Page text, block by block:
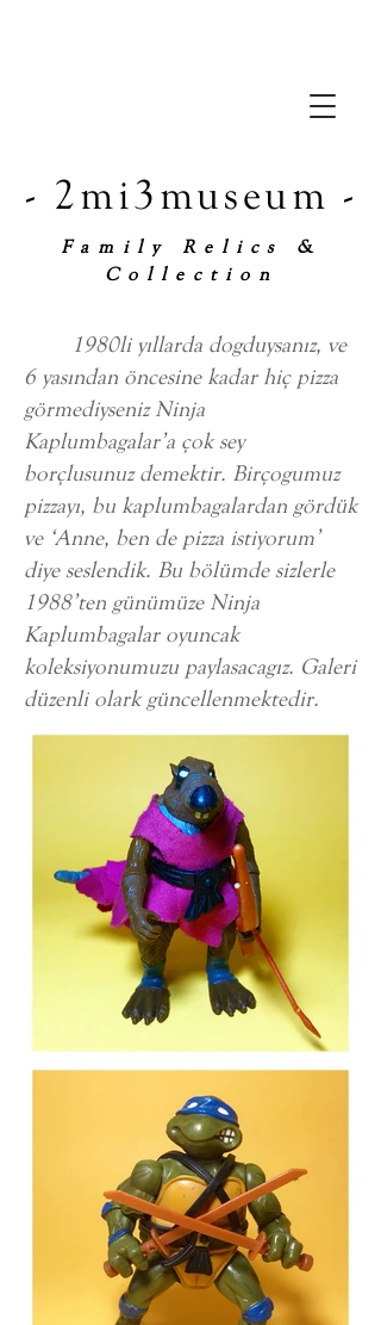
- 2mi3museum -
Family Relics &
Collection
1980li yıllarda dogduysanız, ve
6 yasından öncesine kadar hiç pizza
görmediyseniz Ninja
Kaplumbagalar’a çok sey
borçlusunuz demektir. Birçogumuz
pizzayı, bu kaplumbagalardan gördük
ve ‘Anne, ben de pizza istiyorum’
diye seslendik. Bu bölümde sizlerle
1988’ten günümüze Ninja
Kaplumbagalar oyuncak
koleksiyonumuzu paylasacagız. Galeri
düzenli olark güncellenmektedir.